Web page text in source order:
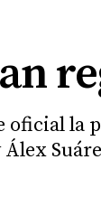
oficial la